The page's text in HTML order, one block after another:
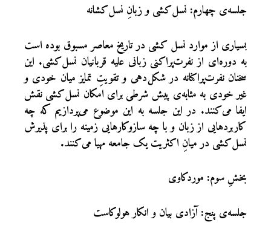
جلسه‌‌ی چهارم: نسل‌کشی و زبانِ نسل‌کشانه
بسیاری از موارد نسل کشی در تاریخ معاصر مسبوق بوده است
به دوره‌ای از نفرت‌پراکنی زبانی علیه قربانیان نسل‌کشی. این
سخنان نفرت‌پراکنانه در شکل‌دهی و تقویتِ تمایز میان خودی و
غیر خودی به مثابه‌ی پیش شرطی برای امکان نسل‌کشی نقش
ایفا می‌کنند. در این جلسه به این موضوع می‌پردازیم که چه
کاربردهایی از زبان و با چه سازوکارهایی زمینه‌ را برای پذیرش
نسل‌کشی در میانِ اکثریت یک جامعه مهیا می‌کنند.
بخشِ سوم: موردکاوی
جلسه‌ی پنج: آزادی بیان و انکار هولوکاست